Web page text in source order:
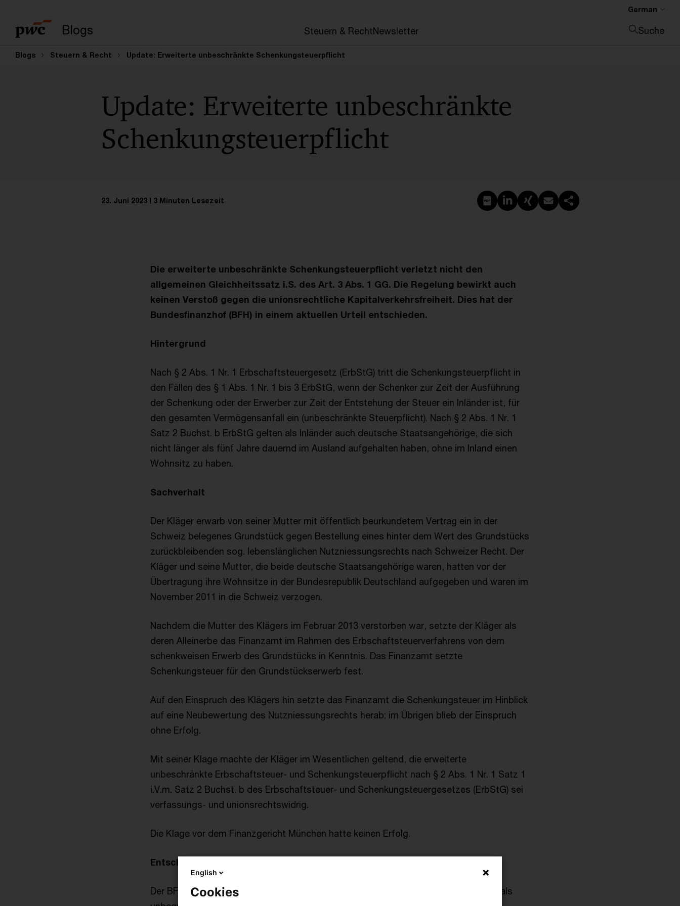
Blogs Steuern & RechtNewsletter
German
Suche
Blogs Steuern & Recht Update: Erweiterte unbeschränkte Schenkungsteuerpflicht
Update: Erweiterte unbeschränkte
Schenkungsteuerpflicht
23. Juni 2023 3 Minuten Lesezeit PDF erstellen
Auf LinkedIn teilen
Auf Xing teilen
Per E-Mail teilen
Link kopieren
Die erweiterte unbeschränkte Schenkungsteuerpflicht verletzt nicht den
allgemeinen Gleichheitssatz i.S. des Art. 3 Abs. 1 GG. Die Regelung bewirkt auch
keinen Verstoß gegen die unionsrechtliche Kapitalverkehrsfreiheit. Dies hat der
Bundesfinanzhof (BFH) in einem aktuellen Urteil entschieden.
Hintergrund
Nach § 2 Abs. 1 Nr. 1 Erbschaftsteuergesetz (ErbStG) tritt die Schenkungsteuerpflicht in
den Fällen des § 1 Abs. 1 Nr. 1 bis 3 ErbStG, wenn der Schenker zur Zeit der Ausführung
der Schenkung oder der Erwerber zur Zeit der Entstehung der Steuer ein Inländer ist, für
den gesamten Vermögensanfall ein (unbeschränkte Steuerpflicht). Nach § 2 Abs. 1 Nr. 1
Satz 2 Buchst. b ErbStG gelten als Inländer auch deutsche Staatsangehörige, die sich
nicht länger als fünf Jahre dauernd im Ausland aufgehalten haben, ohne im Inland einen
Wohnsitz zu haben.
Sachverhalt
Der Kläger erwarb von seiner Mutter mit öffentlich beurkundetem Vertrag ein in der
Schweiz belegenes Grundstück gegen Bestellung eines hinter dem Wert des Grundstücks
zurückbleibenden sog. lebenslänglichen Nutzniessungsrechts nach Schweizer Recht. Der
Kläger und seine Mutter, die beide deutsche Staatsangehörige waren, hatten vor der
Übertragung ihre Wohnsitze in der Bundesrepublik Deutschland aufgegeben und waren im
November 2011 in die Schweiz verzogen.
Nachdem die Mutter des Klägers im Februar 2013 verstorben war, setzte der Kläger als
deren Alleinerbe das Finanzamt im Rahmen des Erbschaftsteuerverfahrens von dem
schenkweisen Erwerb des Grundstücks in Kenntnis. Das Finanzamt setzte
Schenkungsteuer für den Grundstückserwerb fest.
Auf den Einspruch des Klägers hin setzte das Finanzamt die Schenkungsteuer im Hinblick
auf eine Neubewertung des Nutzniessungsrechts herab; im Übrigen blieb der Einspruch
ohne Erfolg.
Mit seiner Klage machte der Kläger im Wesentlichen geltend, die erweiterte
unbeschränkte Erbschaftsteuer- und Schenkungsteuerpflicht nach § 2 Abs. 1 Nr. 1 Satz 1
i.V.m. Satz 2 Buchst. b des Erbschaftsteuer- und Schenkungsteuergesetzes (ErbStG) sei
verfassungs- und unionsrechtswidrig.
Die Klage vor dem Finanzgericht München hatte keinen Erfolg.
Entscheidung des BFH
Der BFH hat sich der Entscheidung der Vorinstanz angeschlossen und die Revision als
English
Cookies